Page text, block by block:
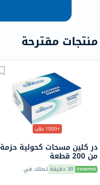
منتجات مقترحة
+1000 طلب
در كلين مسحات كحولية حزمة
من 200 قطعة
30 دقيقة تصلك في